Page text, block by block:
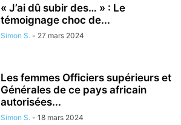
« J’ai dû subir des… » : Le
témoignage choc de...
Simon S. - 27 mars 2024
Les femmes Officiers supérieurs et
Générales de ce pays africain
autorisées...
Simon S. - 18 mars 2024